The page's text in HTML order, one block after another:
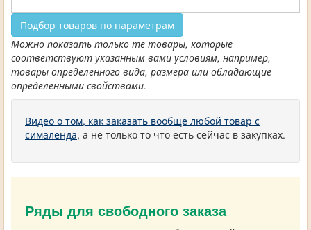
Подбор товаров по параметрам
Можно показать только те товары, которые
соответствуют указанным вами условиям, например,
товары определенного вида, размера или обладающие
определенными свойствами.
Видео о том, как заказать вообще любой товар с
сималенда, а не только то что есть сейчас в закупках.
Ряды для свободного заказа